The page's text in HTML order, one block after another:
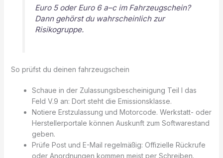
Euro 5 oder Euro 6 a–c im Fahrzeugschein?
Dann gehörst du wahrscheinlich zur
Risikogruppe.
So prüfst du deinen fahrzeugschein
Schaue in der Zulassungsbescheinigung Teil I das
Feld V.9 an: Dort steht die Emissionsklasse.
Notiere Erstzulassung und Motorcode. Werkstatt- oder
Herstellerportale können Auskunft zum Softwarestand
geben.
Prüfe Post und E-Mail regelmäßig: Offizielle Rückrufe
oder Anordnungen kommen meist per Schreiben.